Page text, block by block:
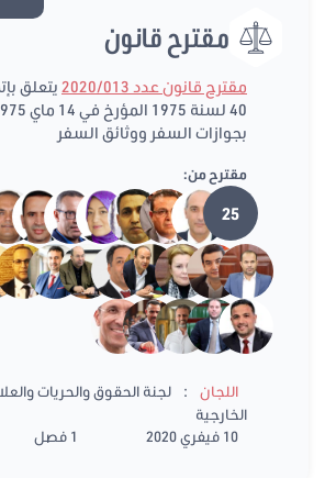
مقترح قانون
مقترح قانون عدد 2020/013
يتعلق
بجوازات السفر ووثائق السفر
مقترح من:
25
اللجان :
لجنة الحقوق والحريات
الخارجية
10 فيفري 2020
1 فصل